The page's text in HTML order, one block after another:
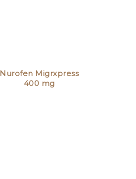
Nurofen Migrxpress
400 mg